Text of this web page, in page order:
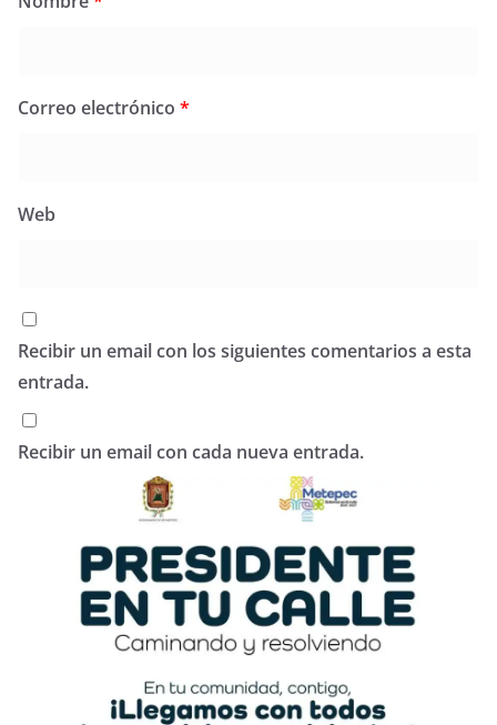
Correo electrónico *
Web
Recibir un email con los siguientes comentarios a esta
entrada.
Recibir un email con cada nueva entrada.